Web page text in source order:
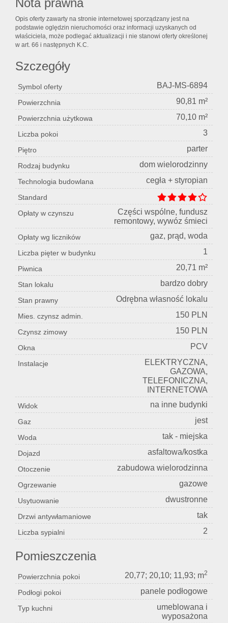
Nota prawna
Opis oferty zawarty na stronie internetowej sporządzany jest na
podstawie oględzin nieruchomości oraz informacji uzyskanych od
właściciela, może podlegać aktualizacji i nie stanowi oferty określonej
w art. 66 i następnych K.C.
Szczegóły
Symbol oferty BAJ-MS-6894
Powierzchnia 90,81 m²
Powierzchnia użytkowa 70,10 m²
Liczba pokoi 3
Piętro parter
Rodzaj budynku dom wielorodzinny
Technologia budowlana cegła + styropian
Standard
Opłaty w czynszu
Części wspólne, fundusz
remontowy, wywóz śmieci
Opłaty wg liczników gaz, prąd, woda
Liczba pięter w budynku 1
Piwnica 20,71 m²
Stan lokalu bardzo dobry
Stan prawny Odrębna własność lokalu
Mies. czynsz admin. 150 PLN
Czynsz zimowy 150 PLN
Okna PCV
Instalacje
ELEKTRYCZNA,
GAZOWA,
TELEFONICZNA,
INTERNETOWA
Widok na inne budynki
Gaz jest
Woda tak - miejska
Dojazd asfaltowa/kostka
Otoczenie zabudowa wielorodzinna
Ogrzewanie gazowe
Usytuowanie dwustronne
Drzwi antywłamaniowe tak
Liczba sypialni 2
Pomieszczenia
Powierzchnia pokoi 20,77; 20,10; 11,93; m2
Podłogi pokoi panele podłogowe
Typ kuchni
umeblowana i
wyposażona